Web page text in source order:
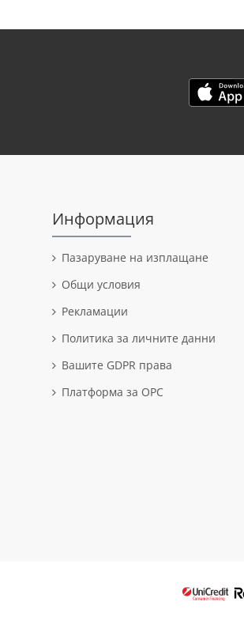
Информация
Пазаруване на изплащане
Общи условия
Рекламации
Политика за личните данни
Вашите GDPR права
Платформа за OPC